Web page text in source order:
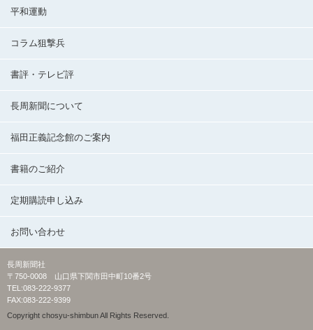
平和運動
コラム狙撃兵
書評・テレビ評
長周新聞について
福田正義記念館のご案内
書籍のご紹介
定期購読申し込み
お問い合わせ
長周新聞社
〒750-0008 山口県下関市田中町10番2号
TEL:083-222-9377
FAX:083-222-9399
Copyright chosyu-shimbun All Rights Reserved.